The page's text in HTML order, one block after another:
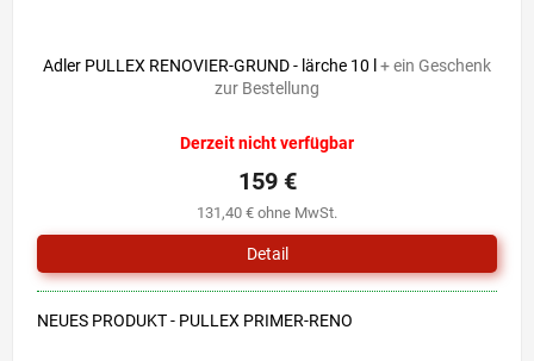
Adler PULLEX RENOVIER-GRUND - lärche 10 l + ein Geschenk
zur Bestellung
Derzeit nicht verfügbar
131,40 € ohne MwSt.
159 €
Detail
NEUES PRODUKT - PULLEX PRIMER-RENO